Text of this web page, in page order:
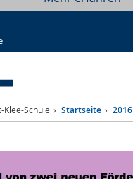
Klee-Schule Startseite 2016